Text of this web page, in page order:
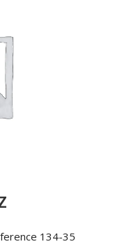
134-35